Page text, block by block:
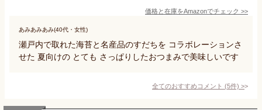
価格と在庫をAmazonでチェック >>
あみあみあみ(40代・女性)
瀬戸内で取れた海苔と名産品のすだちを コラボレーションさ
せた 夏向けの とても さっぱりしたおつまみで美味しいです
全てのおすすめコメント (5件) >